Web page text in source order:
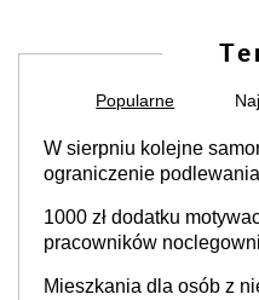
Popularne
W sierpniu kolejne
ograniczenie
cały kraj
1000 zł dodatku
pracowników
Mieszkania dla osób z